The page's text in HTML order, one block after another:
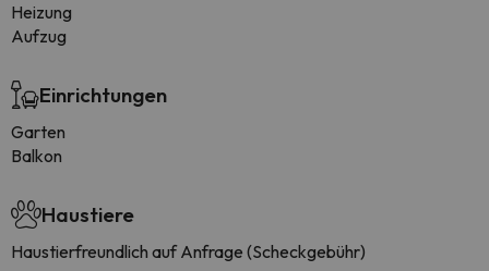
Heizung
Aufzug
Einrichtungen
Garten
Balkon
Haustiere
Haustierfreundlich auf Anfrage (Scheckgebühr)